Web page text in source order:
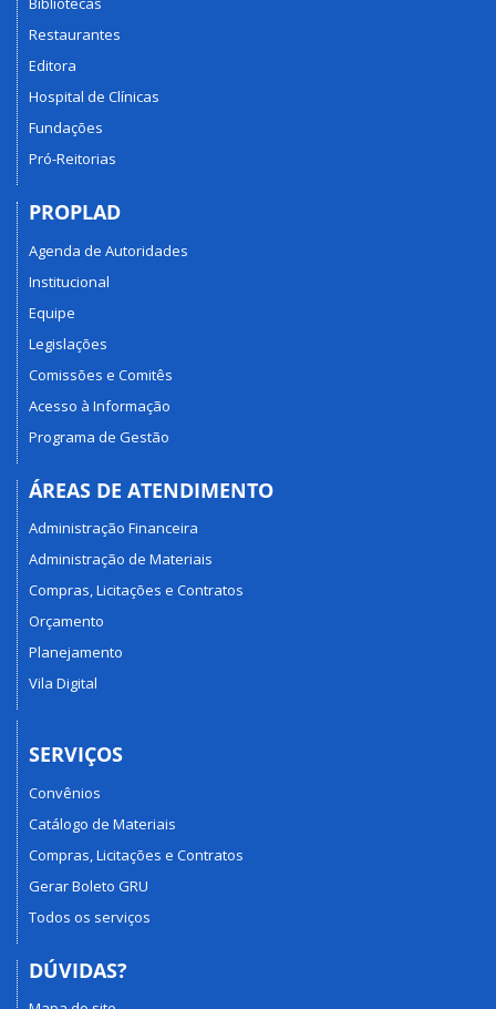
Restaurantes
Editora
Hospital de Clínicas
Fundações
Pró-Reitorias
PROPLAD
Agenda de Autoridades
Institucional
Equipe
Legislações
Comissões e Comitês
Acesso à Informação
Programa de Gestão
ÁREAS DE ATENDIMENTO
Administração Financeira
Administração de Materiais
Compras, Licitações e Contratos
Orçamento
Planejamento
Vila Digital
SERVIÇOS
Convênios
Catálogo de Materiais
Compras, Licitações e Contratos
Gerar Boleto GRU
Todos os serviços
DÚVIDAS?